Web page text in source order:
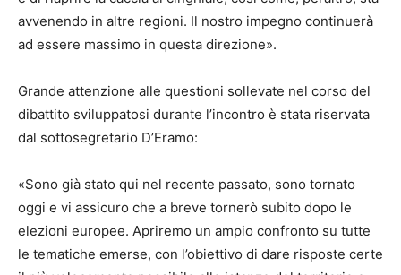
avvenendo in altre regioni. Il nostro impegno continuerà
ad essere massimo in questa direzione».
Grande attenzione alle questioni sollevate nel corso del
dibattito sviluppatosi durante l’incontro è stata riservata
dal sottosegretario D’Eramo:
«Sono già stato qui nel recente passato, sono tornato
oggi e vi assicuro che a breve tornerò subito dopo le
elezioni europee. Apriremo un ampio confronto su tutte
le tematiche emerse, con l’obiettivo di dare risposte certe